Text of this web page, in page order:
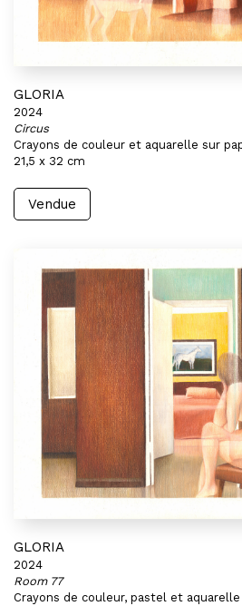
GLORIA
2024
Circus
Crayons de couleur et aquarelle sur
21,5 x 32 cm
Vendue
GLORIA
2024
Room 77
Crayons de couleur, pastel et